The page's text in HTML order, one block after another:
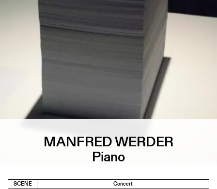
MANFRED WERDER
Piano
SCENE Concert